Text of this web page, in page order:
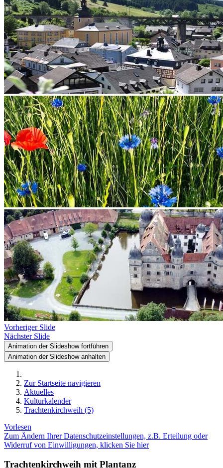
Vorheriger Slide
Nächster Slide
Animation der Slideshow fortführen
Animation der Slideshow anhalten
Zur Startseite navigieren
Aktuelles
Kulturkalender
Trachtenkirchweih (5)
Vorlesen
Zum Ändern Ihrer Datenschutzeinstellungen, z.B. Erteilung oder
Widerruf von Einwilligungen, klicken Sie hier
Trachtenkirchweih mit Plantanz